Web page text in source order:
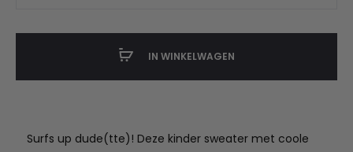
Surfs up dude(tte)! Deze kinder sweater met coole
IN WINKELWAGEN